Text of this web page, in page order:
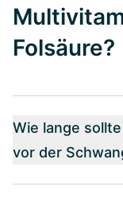
Folsäure?
Wie lange
vor der